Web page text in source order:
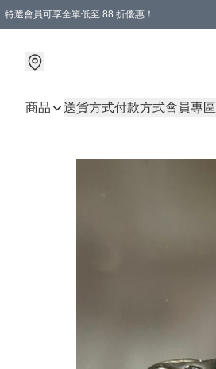
特選會員可享全單低至 88 折優惠！
商品 送貨方式付款方式會員專區